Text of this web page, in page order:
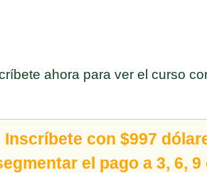
ahora para ver el curso
Inscríbete con $997
el pago a 3, 6, 9